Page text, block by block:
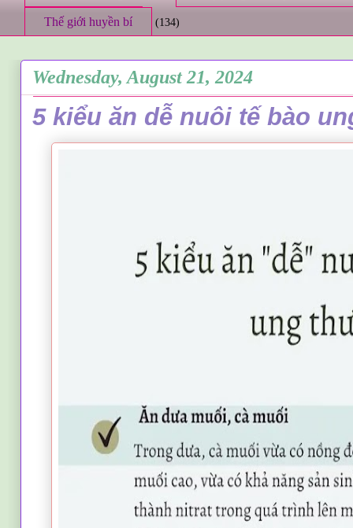
Thế giới huyền bí (134)
Wednesday, August 21, 2024
5 kiểu ăn dễ nuôi tế bào